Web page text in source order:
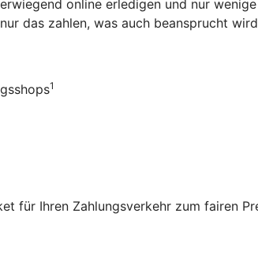
online erledigen und nur
das zahlen, was auch beansprucht
1
für Ihren Zahlungsverkehr zum fairen